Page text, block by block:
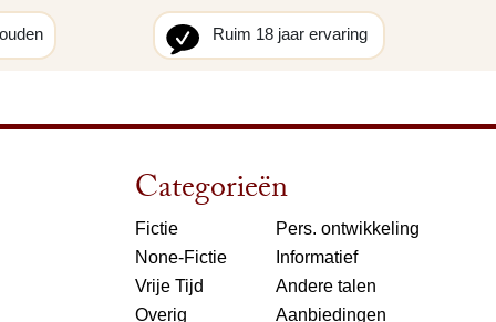
Ruim 18 jaar ervaring
Categorieën
Fictie
None-Fictie
Vrije Tijd
Overig
Pers. ontwikkeling
Informatief
Andere talen
Aanbiedingen